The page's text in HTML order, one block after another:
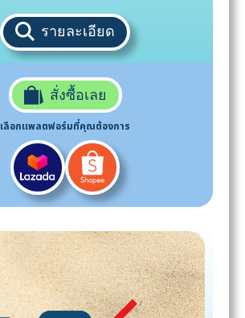
รายละเอียด
สั่งซื้อเลย
เลือกแพลตฟอร์มที่คุณต้องการ